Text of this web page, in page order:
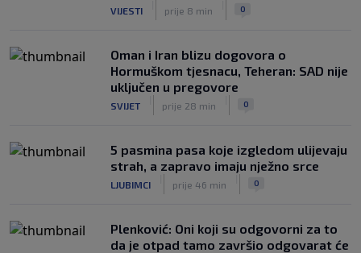
SK prije 6 h
VIJESTI prije 8 min 0
Oman i Iran blizu dogovora o
Hormuškom tjesnacu, Teheran: SAD nije
uključen u pregovore
SVIJET prije 28 min 0
5 pasmina pasa koje izgledom ulijevaju
strah, a zapravo imaju nježno srce
LJUBIMCI prije 46 min 0
Plenković: Oni koji su odgovorni za to
da je otpad tamo završio odgovarat će